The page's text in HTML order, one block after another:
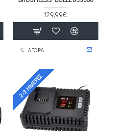
129,99€
ΑΓΟΡΑ
2-3 ΗΜΈΡΕΣ